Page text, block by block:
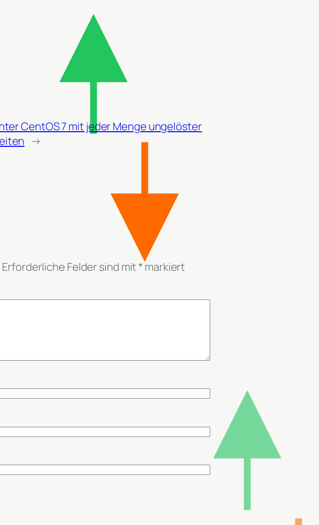
CentOS 7 mit jeder Menge ungelöster
→
Erforderliche Felder sind mit *markiert